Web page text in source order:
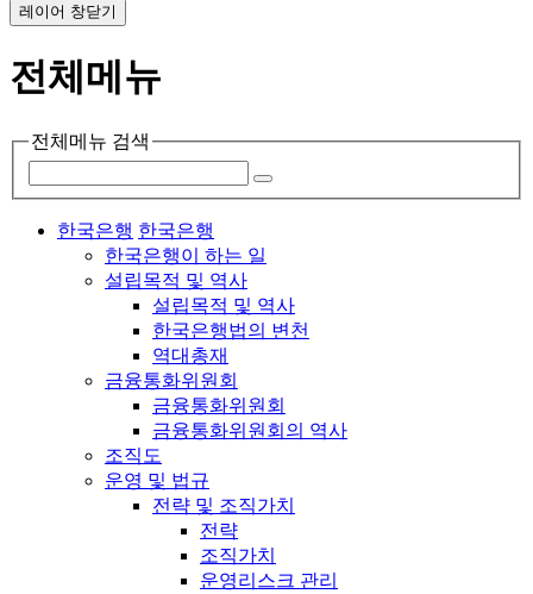
레이어 창닫기
전체메뉴
전체메뉴 검색
한국은행 한국은행
한국은행이 하는 일
설립목적 및 역사
설립목적 및 역사
한국은행법의 변천
역대총재
금융통화위원회
금융통화위원회
금융통화위원회의 역사
조직도
운영 및 법규
전략 및 조직가치
전략
조직가치
운영리스크 관리